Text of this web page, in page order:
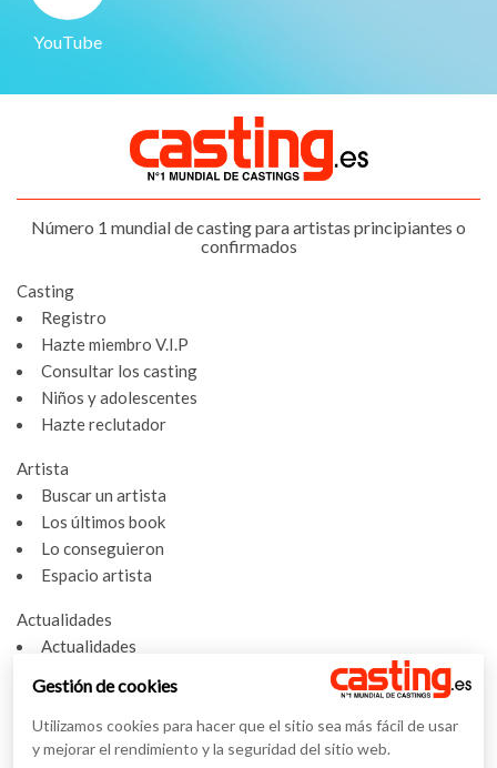
YouTube
Número 1 mundial de casting para artistas principiantes o
confirmados
Casting
Registro
Hazte miembro V.I.P
Consultar los casting
Niños y adolescentes
Hazte reclutador
Artista
Buscar un artista
Los últimos book
Lo conseguieron
Espacio artista
Actualidades
Actualidades
Entrevistas
Nuestras entrevistas
Gestión de cookies
Utilizamos cookies para hacer que el sitio sea más fácil de usar
y mejorar el rendimiento y la seguridad del sitio web.